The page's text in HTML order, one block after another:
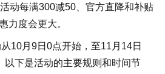
动每满300减50、官方直降和补贴
力度会更大。
10月9日0点开始，至11月14日
以下是活动的主要规则和时间节